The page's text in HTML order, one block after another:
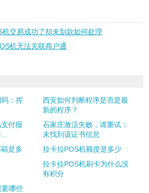
机交易成功了却未划款如何处理
机无法关联商户通
：挥
西安如何判断程序是否是最
新的程序？
付报
石家庄激活失败，请重试：
未找到该证书信息
是多
拉卡拉POS机额度是多少
拉卡拉POS机刷卡为什么没
有积分
哪些